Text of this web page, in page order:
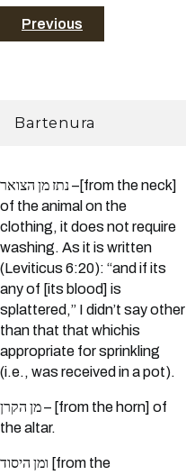
Previous
Bartenura
נתז מן הצואר –[from the neck]
of the animal on the
clothing, it does not require
washing. As it is written
(Leviticus 6:20): “and if its
any of [its blood] is
splattered,” I didn’t say other
than that that whichis
appropriate for sprinkling
(i.e., was received in a pot).
מן הקרן – [from the horn] of
the altar.
ומן היסוד [from the